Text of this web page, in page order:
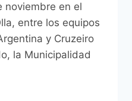
noviembre en el
entre los equipos
y Cruzeiro
la Municipalidad